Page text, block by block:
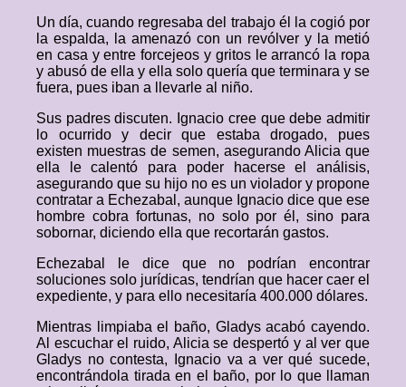
Un día, cuando regresaba del trabajo él la cogió por
la espalda, la amenazó con un revólver y la metió
en casa y entre forcejeos y gritos le arrancó la ropa
y abusó de ella y ella solo quería que terminara y se
fuera, pues iban a llevarle al niño.
Sus padres discuten. Ignacio cree que debe admitir
lo ocurrido y decir que estaba drogado, pues
existen muestras de semen, asegurando Alicia que
ella le calentó para poder hacerse el análisis,
asegurando que su hijo no es un violador y propone
contratar a Echezabal, aunque Ignacio dice que ese
hombre cobra fortunas, no solo por él, sino para
sobornar, diciendo ella que recortarán gastos.
Echezabal le dice que no podrían encontrar
soluciones solo jurídicas, tendrían que hacer caer el
expediente, y para ello necesitaría 400.000 dólares.
Mientras limpiaba el baño, Gladys acabó cayendo.
Al escuchar el ruido, Alicia se despertó y al ver que
Gladys no contesta, Ignacio va a ver qué sucede,
encontrándola tirada en el baño, por lo que llaman